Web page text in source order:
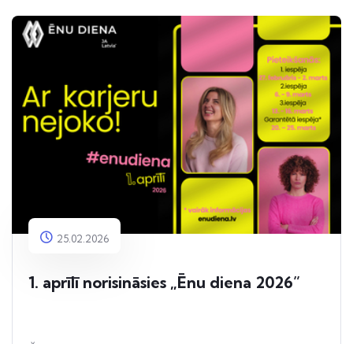
25.02.2026
1. aprīlī norisināsies „Ēnu diena 2026”